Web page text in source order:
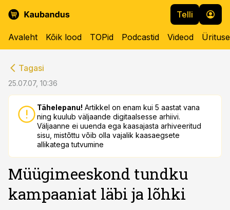
Telli
Avaleht Kõik lood TOPid Podcastid Videod
Tagasi
25.07.07, 10:36
Tähelepanu! Artikkel on enam kui 5 aastat vana
ning kuulub väljaande digitaalsesse arhiivi.
Väljaanne ei uuenda ega kaasajasta arhiveeritud
sisu, mistõttu võib olla vajalik kaasaegsete
allikatega tutvumine
Müügimeeskond tundku
kampaaniat läbi ja lõhki